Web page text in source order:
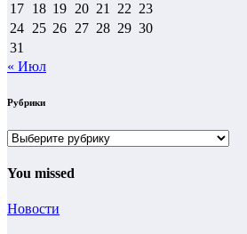
17 18 19 20 21 22 23
24 25 26 27 28 29 30
31
« Июл
Рубрики
Рубрики
You missed
Новости